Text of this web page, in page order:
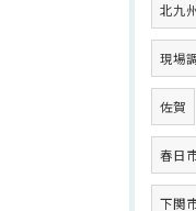
北九
現場
佐賀
春日
下関